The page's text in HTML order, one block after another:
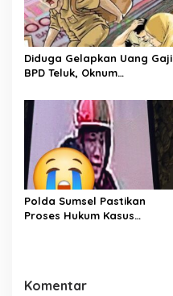
Diduga Gelapkan Uang Gaji
BPD Teluk, Oknum
Ke Polisi
Polda Sumsel Pastikan
Proses Hukum Kasus
Komentar